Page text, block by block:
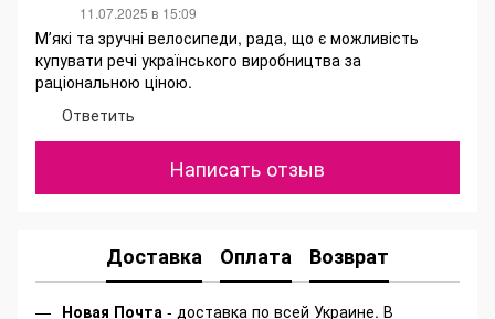
11.07.2025 в 15:09
Мʼякі та зручні велосипеди, рада, що є можливість
купувати речі українського виробництва за
раціональною ціною.
Ответить
Написать отзыв
Доставка Оплата Возврат
Новая Почта - доставка по всей Украине. В